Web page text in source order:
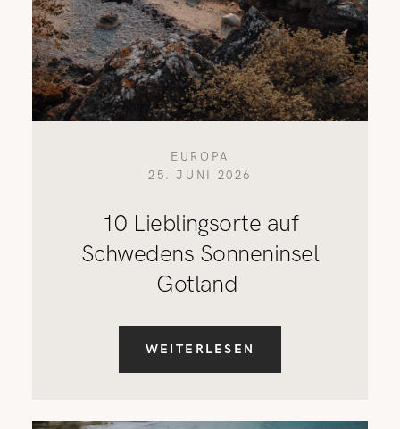
EUROPA
25. JUNI 2026
10 Lieblingsorte auf
Schwedens Sonneninsel
Gotland
WEITERLESEN